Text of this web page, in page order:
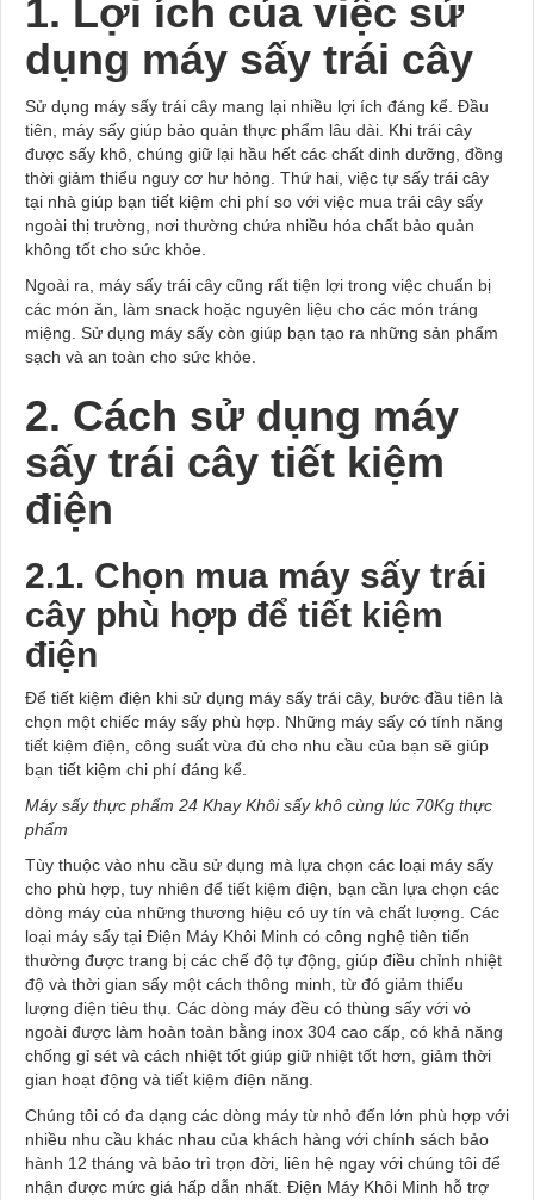
1. Lợi ích của việc sử
dụng máy sấy trái cây
Sử dụng máy sấy trái cây mang lại nhiều lợi ích đáng kể. Đầu
tiên, máy sấy giúp bảo quản thực phẩm lâu dài. Khi trái cây
được sấy khô, chúng giữ lại hầu hết các chất dinh dưỡng, đồng
thời giảm thiểu nguy cơ hư hỏng. Thứ hai, việc tự sấy trái cây
tại nhà giúp bạn tiết kiệm chi phí so với việc mua trái cây sấy
ngoài thị trường, nơi thường chứa nhiều hóa chất bảo quản
không tốt cho sức khỏe.
Ngoài ra, máy sấy trái cây cũng rất tiện lợi trong việc chuẩn bị
các món ăn, làm snack hoặc nguyên liệu cho các món tráng
miệng. Sử dụng máy sấy còn giúp bạn tạo ra những sản phẩm
sạch và an toàn cho sức khỏe.
2. Cách sử dụng máy
sấy trái cây tiết kiệm
điện
2.1. Chọn mua máy sấy trái
cây phù hợp để tiết kiệm
điện
Để tiết kiệm điện khi sử dụng máy sấy trái cây, bước đầu tiên là
chọn một chiếc máy sấy phù hợp. Những máy sấy có tính năng
tiết kiệm điện, công suất vừa đủ cho nhu cầu của bạn sẽ giúp
bạn tiết kiệm chi phí đáng kể.
Máy sấy thực phẩm 24 Khay Khôi sấy khô cùng lúc 70Kg thực
phẩm
Tùy thuộc vào nhu cầu sử dụng mà lựa chọn các loại máy sấy
cho phù hợp, tuy nhiên để tiết kiệm điện, bạn cần lựa chọn các
dòng máy của những thương hiệu có uy tín và chất lượng. Các
loại máy sấy tại Điện Máy Khôi Minh có công nghệ tiên tiến
thường được trang bị các chế độ tự động, giúp điều chỉnh nhiệt
độ và thời gian sấy một cách thông minh, từ đó giảm thiểu
lượng điện tiêu thụ. Các dòng máy đều có thùng sấy với vỏ
ngoài được làm hoàn toàn bằng inox 304 cao cấp, có khả năng
chống gỉ sét và cách nhiệt tốt giúp giữ nhiệt tốt hơn, giảm thời
gian hoạt động và tiết kiệm điện năng.
Chúng tôi có đa dạng các dòng máy từ nhỏ đến lớn phù hợp với
nhiều nhu cầu khác nhau của khách hàng với chính sách bảo
hành 12 tháng và bảo trì trọn đời, liên hệ ngay với chúng tôi để
nhận được mức giá hấp dẫn nhất. Điện Máy Khôi Minh hỗ trợ